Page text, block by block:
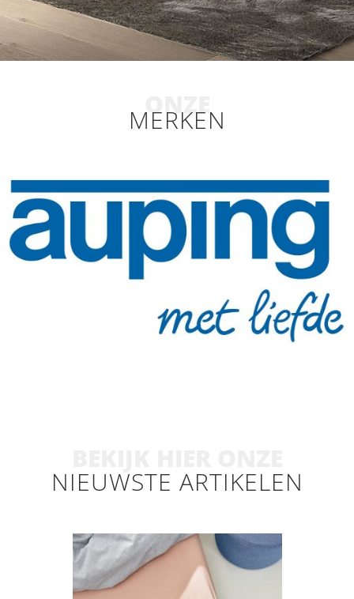
ONZE
MERKEN
NIEUWSTE ARTIKELEN